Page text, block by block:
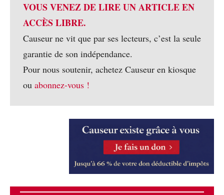
VOUS VENEZ DE LIRE UN ARTICLE EN
ACCÈS LIBRE.
Causeur ne vit que par ses lecteurs, c’est la seule
garantie de son indépendance.
Pour nous soutenir, achetez Causeur en kiosque
ou abonnez-vous !